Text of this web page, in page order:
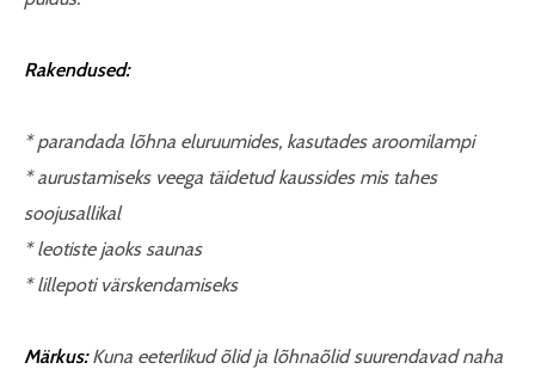
Rakendused:
* parandada lõhna eluruumides, kasutades aroomilampi
* aurustamiseks veega täidetud kaussides mis tahes
soojusallikal
* leotiste jaoks saunas
* lillepoti värskendamiseks
Märkus:Kuna eeterlikud õlid ja lõhnaõlid suurendavad naha